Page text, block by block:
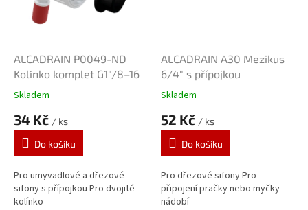
ALCADRAIN P0049-ND
Kolínko komplet G1"/8–16
Skladem
34 Kč / ks
Do košíku
Pro umyvadlové a dřezové
sifony s přípojkou Pro dvojité
kolínko
ALCADRAIN A30 Mezikus
6/4" s přípojkou
Skladem
52 Kč / ks
Do košíku
Pro dřezové sifony Pro
připojení pračky nebo myčky
nádobí